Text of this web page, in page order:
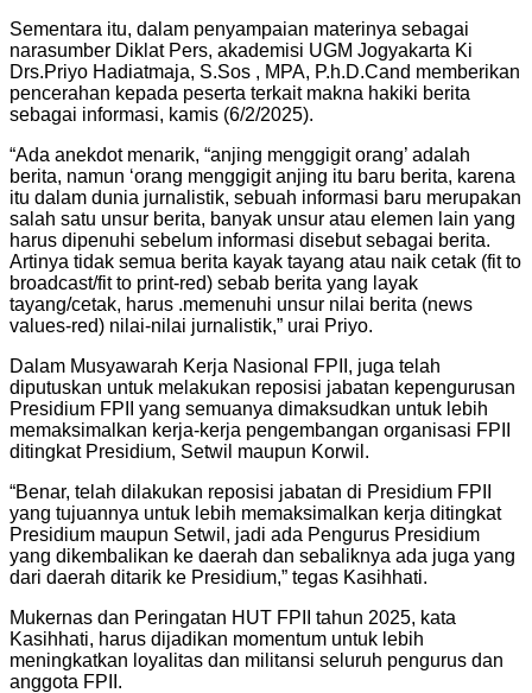
Sementara itu, dalam penyampaian materinya sebagai
narasumber Diklat Pers, akademisi UGM Jogyakarta Ki
Drs.Priyo Hadiatmaja, S.Sos , MPA, P.h.D.Cand memberikan
pencerahan kepada peserta terkait makna hakiki berita
sebagai informasi, kamis (6/2/2025).
“Ada anekdot menarik, “anjing menggigit orang’ adalah
berita, namun ‘orang menggigit anjing itu baru berita, karena
itu dalam dunia jurnalistik, sebuah informasi baru merupakan
salah satu unsur berita, banyak unsur atau elemen lain yang
harus dipenuhi sebelum informasi disebut sebagai berita.
Artinya tidak semua berita kayak tayang atau naik cetak (fit to
broadcast/fit to print-red) sebab berita yang layak
tayang/cetak, harus .memenuhi unsur nilai berita (news
values-red) nilai-nilai jurnalistik,” urai Priyo.
Dalam Musyawarah Kerja Nasional FPII, juga telah
diputuskan untuk melakukan reposisi jabatan kepengurusan
Presidium FPII yang semuanya dimaksudkan untuk lebih
memaksimalkan kerja-kerja pengembangan organisasi FPII
ditingkat Presidium, Setwil maupun Korwil.
“Benar, telah dilakukan reposisi jabatan di Presidium FPII
yang tujuannya untuk lebih memaksimalkan kerja ditingkat
Presidium maupun Setwil, jadi ada Pengurus Presidium
yang dikembalikan ke daerah dan sebaliknya ada juga yang
dari daerah ditarik ke Presidium,” tegas Kasihhati.
Mukernas dan Peringatan HUT FPII tahun 2025, kata
Kasihhati, harus dijadikan momentum untuk lebih
meningkatkan loyalitas dan militansi seluruh pengurus dan
anggota FPII.